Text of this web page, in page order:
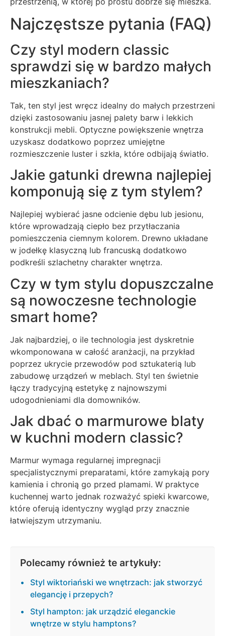
Najczęstsze pytania (FAQ)
Czy styl modern classic
sprawdzi się w bardzo małych
mieszkaniach?
Tak, ten styl jest wręcz idealny do małych przestrzeni
dzięki zastosowaniu jasnej palety barw i lekkich
konstrukcji mebli. Optyczne powiększenie wnętrza
uzyskasz dodatkowo poprzez umiejętne
rozmieszczenie luster i szkła, które odbijają światło.
Jakie gatunki drewna najlepiej
komponują się z tym stylem?
Najlepiej wybierać jasne odcienie dębu lub jesionu,
które wprowadzają ciepło bez przytłaczania
pomieszczenia ciemnym kolorem. Drewno układane
w jodełkę klasyczną lub francuską dodatkowo
podkreśli szlachetny charakter wnętrza.
Czy w tym stylu dopuszczalne
są nowoczesne technologie
smart home?
Jak najbardziej, o ile technologia jest dyskretnie
wkomponowana w całość aranżacji, na przykład
poprzez ukrycie przewodów pod sztukaterią lub
zabudowę urządzeń w meblach. Styl ten świetnie
łączy tradycyjną estetykę z najnowszymi
udogodnieniami dla domowników.
Jak dbać o marmurowe blaty
w kuchni modern classic?
Marmur wymaga regularnej impregnacji
specjalistycznymi preparatami, które zamykają pory
kamienia i chronią go przed plamami. W praktyce
kuchennej warto jednak rozważyć spieki kwarcowe,
które oferują identyczny wygląd przy znacznie
łatwiejszym utrzymaniu.
Polecamy również te artykuły:
Styl wiktoriański we wnętrzach: jak stworzyć
elegancję i przepych?
Styl hampton: jak urządzić eleganckie
wnętrze w stylu hamptons?